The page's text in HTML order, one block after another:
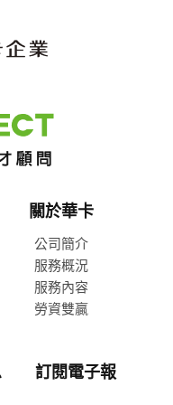
關於華卡
公司簡介
服務概況
服務內容
勞資雙贏
訂閱電子報